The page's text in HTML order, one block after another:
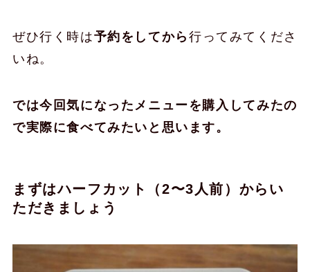
ぜひ行く時は予約をしてから 行ってみてくださ
いね。
では今回気になったメニューを購入してみたの
で実際に食べてみたいと思います。
まずはハーフカット（2〜3人前）からい
ただきましょう